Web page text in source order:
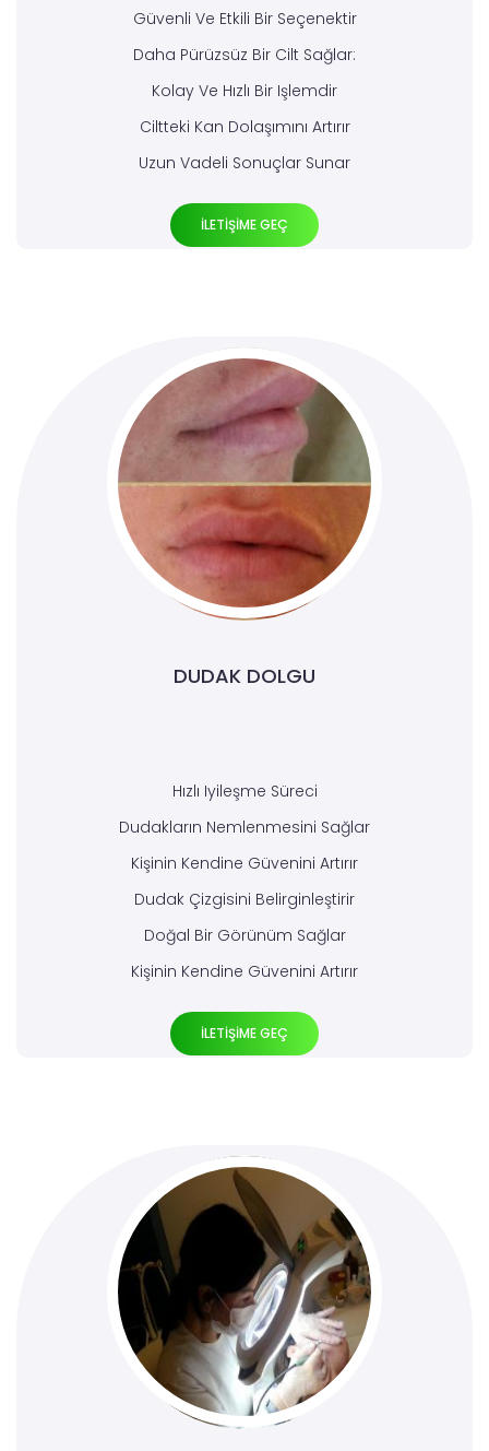
Güvenli Ve Etkili Bir Seçenektir
Daha Pürüzsüz Bir Cilt Sağlar:
Kolay Ve Hızlı Bir Işlemdir
Ciltteki Kan Dolaşımını Artırır
Uzun Vadeli Sonuçlar Sunar
İLETİŞİME GEÇ
DUDAK DOLGU
Hızlı Iyileşme Süreci
Dudakların Nemlenmesini Sağlar
Kişinin Kendine Güvenini Artırır
Dudak Çizgisini Belirginleştirir
Doğal Bir Görünüm Sağlar
Kişinin Kendine Güvenini Artırır
İLETİŞİME GEÇ